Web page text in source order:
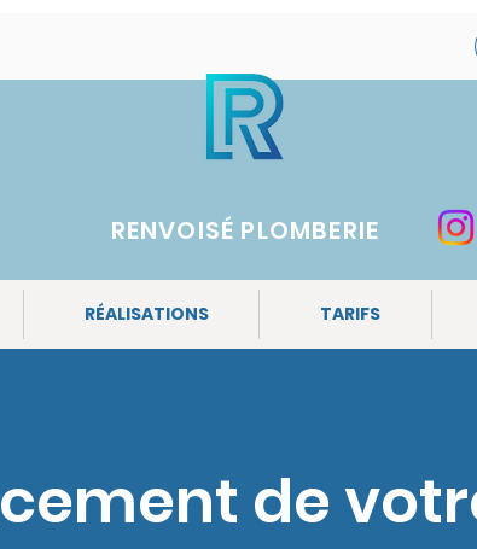
RENVOISÉ PLOMBERIE
RÉALISATIONS TARIFS
de